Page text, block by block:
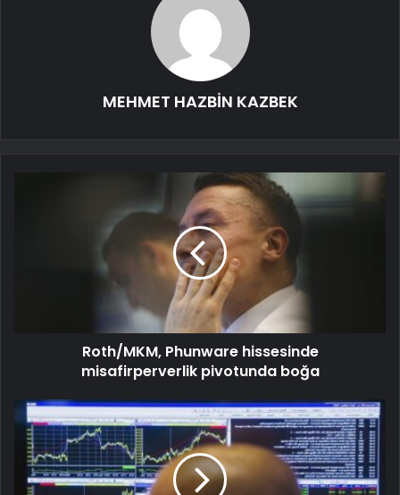
MEHMET HAZBİN KAZBEK
Roth/MKM, Phunware hissesinde
misafirperverlik pivotunda boğa